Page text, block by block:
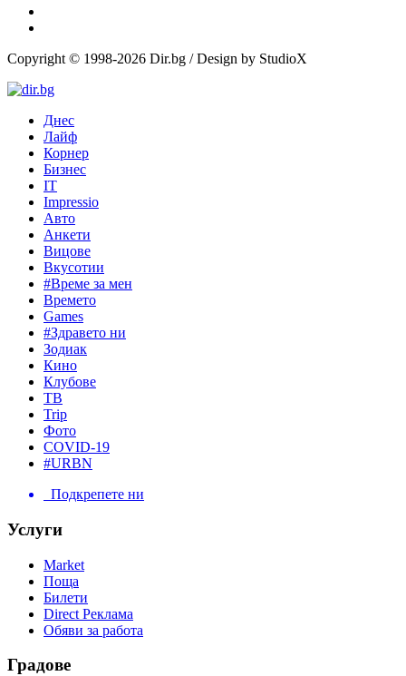
Copyright © 1998-2026 Dir.bg / Design by StudioX
Днес
Лайф
Корнер
Бизнес
IT
Impressio
Авто
Анкети
Вицове
Вкусотии
#Време за мен
Времето
Games
#Здравето ни
Зодиак
Кино
Клубове
ТВ
Trip
Фото
COVID-19
#URBN
Подкрепете ни
Услуги
Market
Поща
Билети
Direct Реклама
Обяви за работа
Градове